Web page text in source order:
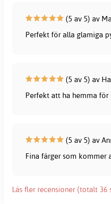
(5 av 5) av
Perfekt för alla glamiga
(5 av 5) av
Perfekt att ha hemma för
(5 av 5) av
Fina färger som kommer
Läs fler recensioner (totalt 36